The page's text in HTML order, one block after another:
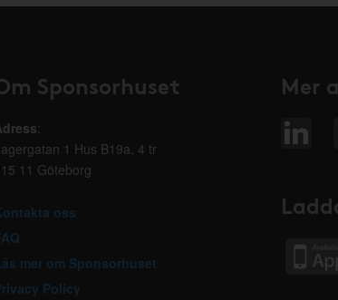
Sponsorhuset
:
1 Hus B19a, 4 tr
11 Göteborg
oss
mer om Sponsorhuset
Policy
Mer